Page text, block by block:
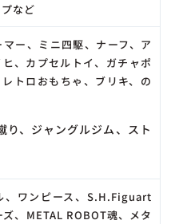
など
マー、ミニ四駆、ナーフ、ア
、カプセルトイ、ガチャポ
トロおもちゃ、ブリキ、の
り、ジャングルジム、スト
、ワンピース、S.H.Figuart
、METAL ROBOT魂、メタ